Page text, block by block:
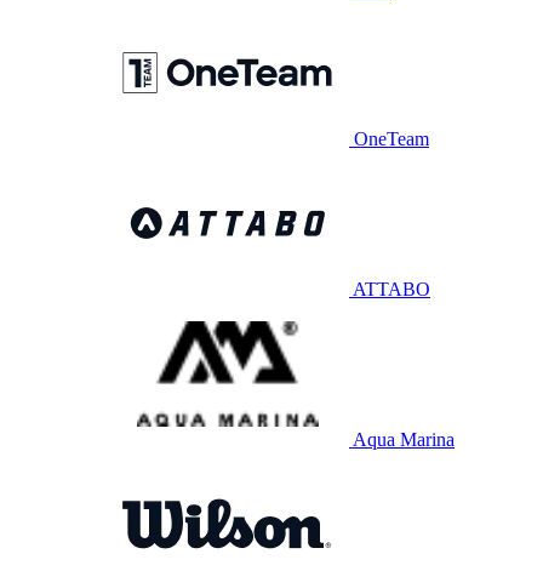
OneTeam
ATTABO
Aqua Marina